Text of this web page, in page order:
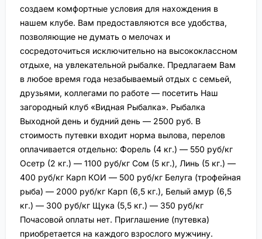
создаем комфортные условия для нахождения в
нашем клубе. Вам предоставляются все удобства,
позволяющие не думать о мелочах и
сосредоточиться исключительно на высококлассном
отдыхе, на увлекательной рыбалке. Предлагаем Вам
в любое время года незабываемый отдых с семьей,
друзьями, коллегами по работе — посетить Наш
загородный клуб «Видная Рыбалка». Рыбалка
Выходной день и будний день — 2500 руб. В
стоимость путевки входит норма вылова, перелов
оплачивается отдельно: Форель (4 кг.) — 550 руб/кг
Осетр (2 кг.) — 1100 руб/кг Сом (5 кг.), Линь (5 кг.) —
400 руб/кг Карп КОИ — 500 руб/кг Белуга (трофейная
рыба) — 2000 руб/кг Карп (6,5 кг.), Белый амур (6,5
кг.) — 300 руб/кг Щука (5,5 кг.) — 350 руб/кг
Почасовой оплаты нет. Приглашение (путевка)
приобретается на каждого взрослого мужчину.